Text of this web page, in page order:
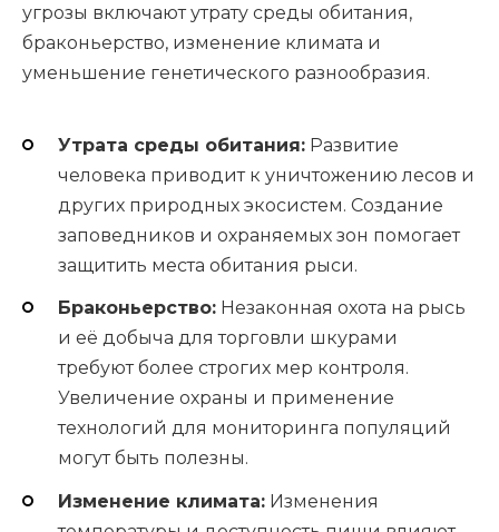
угрозы включают утрату среды обитания,
браконьерство, изменение климата и
уменьшение генетического разнообразия.
Утрата среды обитания: Развитие
человека приводит к уничтожению лесов и
других природных экосистем. Создание
заповедников и охраняемых зон помогает
защитить места обитания рыси.
Браконьерство: Незаконная охота на рысь
и её добыча для торговли шкурами
требуют более строгих мер контроля.
Увеличение охраны и применение
технологий для мониторинга популяций
могут быть полезны.
Изменение климата: Изменения